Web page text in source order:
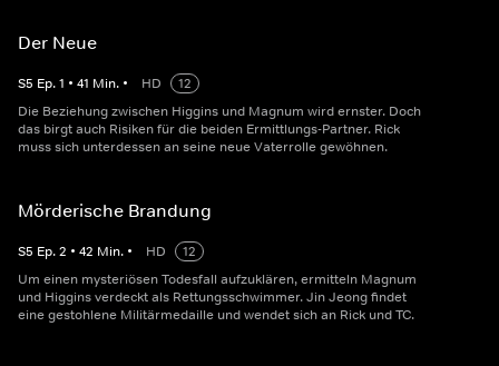
Der Neue
S5 Ep.1 • 41 Min. • HD
12
Die Beziehung zwischen Higgins und Magnum wird ernster. Doch
das birgt auch Risiken für die beiden Ermittlungs-Partner. Rick
muss sich unterdessen an seine neue Vaterrolle gewöhnen.
Mörderische Brandung
S5 Ep.2 • 42 Min. • HD
12
Um einen mysteriösen Todesfall aufzuklären, ermitteln Magnum
und Higgins verdeckt als Rettungsschwimmer. Jin Jeong findet
eine gestohlene Militärmedaille und wendet sich an Rick und TC.